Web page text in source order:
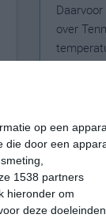
op een
die door een
1538 partners
hieronder om
deze doeleinden.
over
sneeuw
Beste